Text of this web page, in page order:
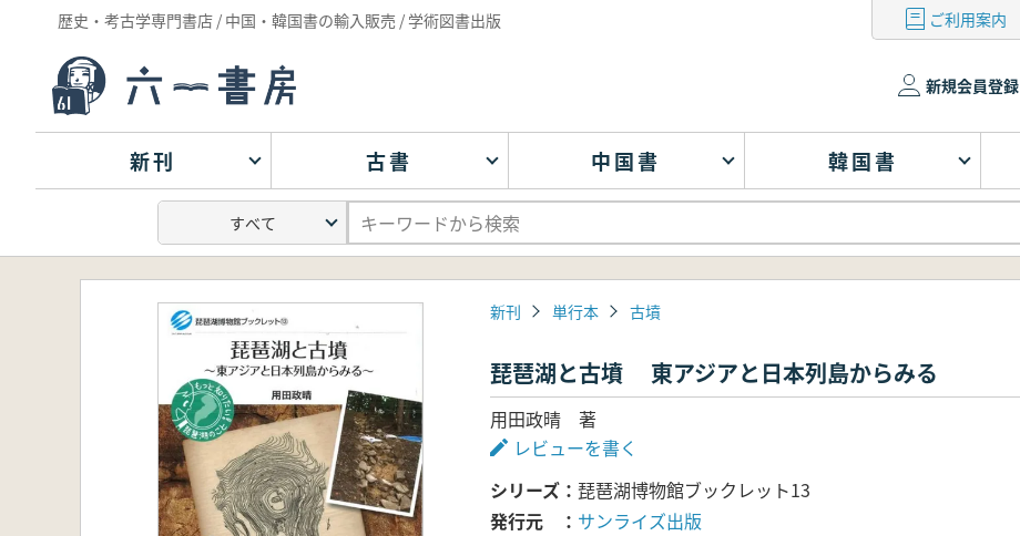
歴史・考古学専門書店 / 中国・韓国書の輸入販売 / 学術図書出版 ご利用案内
新規会員登録
新刊 古書 中国書 韓国書
新刊 単行本 古墳
琵琶湖と古墳 東アジアと日本列島からみる
用田政晴 著
レビューを書く
シリーズ
琵琶湖博物館ブックレット13
発行元
サンライズ出版